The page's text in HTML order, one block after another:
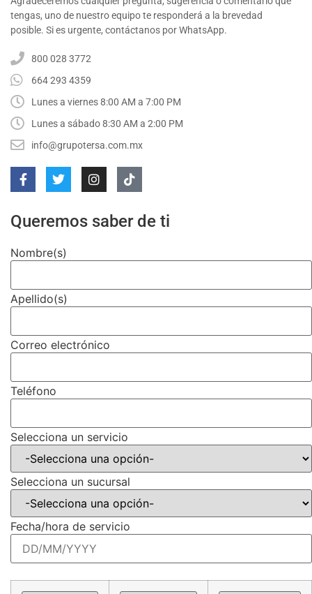
tengas, uno de nuestro equipo te responderá a la brevedad
posible. Si es urgente, contáctanos por WhatsApp.
800 028 3772
664 293 4359
Lunes a viernes 8:00 AM a 7:00 PM
Lunes a sábado 8:30 AM a 2:00 PM
info@grupotersa.com.mx
Queremos saber de ti
Nombre(s)
Apellido(s)
Correo electrónico
Teléfono
Selecciona un servicio
Selecciona un sucursal
Fecha/hora de servicio